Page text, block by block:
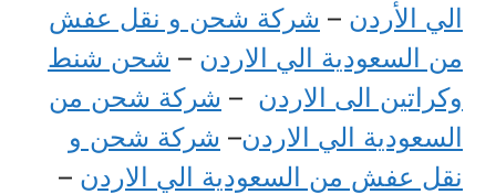
الي الأردن – شركة شحن و نقل عفش
من السعودية الي الاردن – شحن شنط
وكراتين الى الاردن – شركة شحن من
السعودية الي الاردن– شركة شحن و
نقل عفش من السعودية الي الاردن –